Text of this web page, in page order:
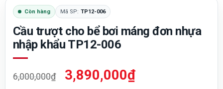
Còn hàng Mã SP: TP12-006
Cầu trượt cho bể bơi máng đơn nhựa
nhập khẩu TP12-006
6,000,000₫
Giá
3,890,000₫Giá